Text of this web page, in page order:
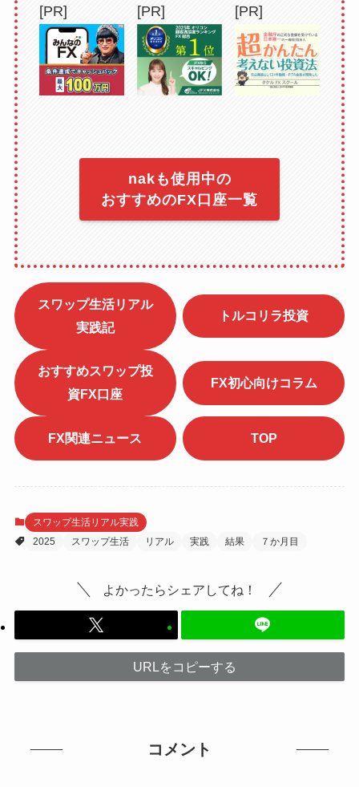
[PR] [PR] [PR]
nakも使用中の
おすすめのFX口座一覧
スワップ生活リアル
実践記
トルコリラ投資
おすすめスワップ投
資FX口座
FX初心向けコラム
FX関連ニュース TOP
スワップ生活リアル実践
2025
スワップ生活 リアル 実践 結果 ７か月目
よかったらシェアしてね！
URLをコピーする
コメント